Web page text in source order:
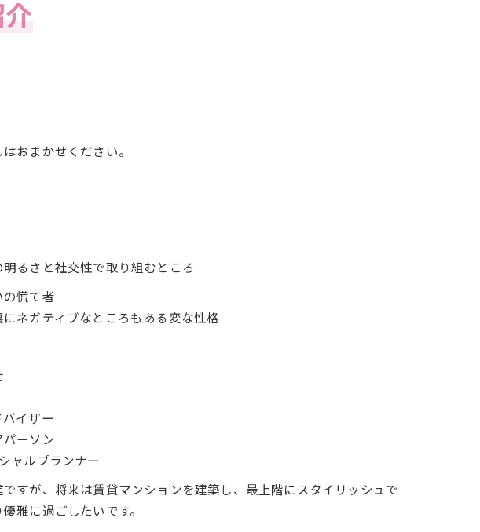
おまかせください。
るさと社交性で取り組むところ
の慌て者
ガティブなところもある変な性格
イザー
ーソン
ルプランナー
すが、将来は賃貸マンションを建築し、最上階にスタイリッシュで
雅に過ごしたいです。